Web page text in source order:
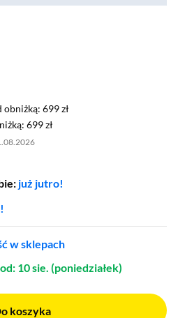
obniżką: 699 zł
obniżką: 699 zł
699 zł
699 zł
już jutro!
w sklepach
od: 10 sie. (poniedziałek)
koszyka